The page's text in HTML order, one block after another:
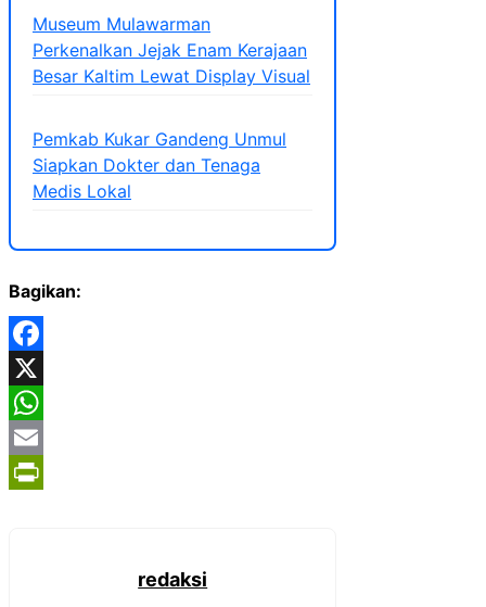
Museum Mulawarman
Perkenalkan Jejak Enam Kerajaan
Besar Kaltim Lewat Display Visual
Pemkab Kukar Gandeng Unmul
Siapkan Dokter dan Tenaga
Medis Lokal
Bagikan:
Facebook
X
WhatsApp
Email
redaksi